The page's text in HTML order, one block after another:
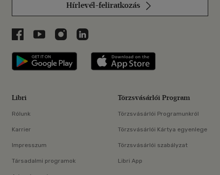
Hírlevél-feliratkozás
Libri a Facebookon
Libri a Youtube-on
Libri az Instagramon
Libri a LinkedInen
Libri applikáció Szerezd meg: Google
Libri
Rólunk
Karrier
Impresszum
Társadalmi programok
Törzsvásárlói Program
Törzsvásárlói Programunkról
Törzsvásárlói Kártya egyenlege
Törzsvásárlói szabályzat
Libri App